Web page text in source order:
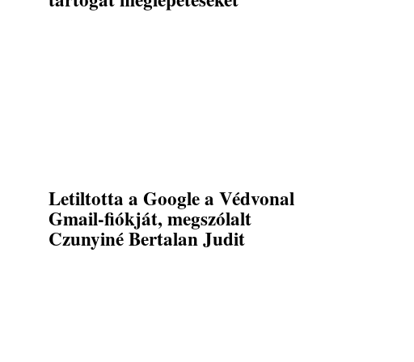
Letiltotta a Google a Védvonal
Gmail-fiókját, megszólalt
Czunyiné Bertalan Judit